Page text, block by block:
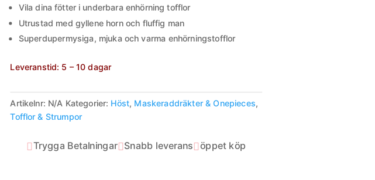
Vila dina fötter i underbara enhörning tofflor
Utrustad med gyllene horn och fluffig man
Superdupermysiga, mjuka och varma enhörningstofflor
Leveranstid: 5 – 10 dagar
Artikelnr: N/A Kategorier: Höst Maskeraddräkter & Onepieces
Tofflor & Strumpor
Trygga BetalningarSnabb leveransöppet köp